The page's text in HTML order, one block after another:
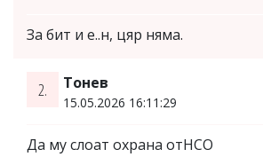
За бит и е..н, цяр няма.
2. Tонев
15.05.2026 16:11:29
Да му слоат охрана отНСО